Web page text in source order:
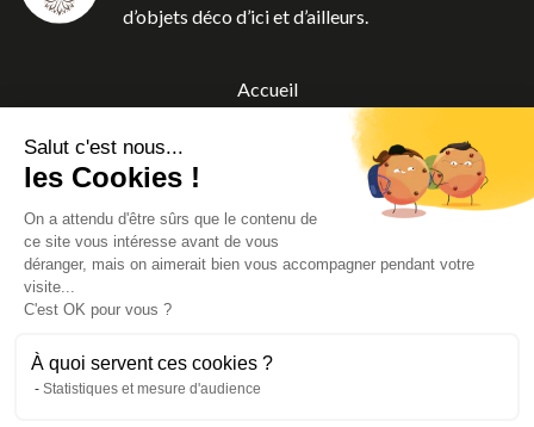
d’objets déco d’ici et d’ailleurs.
Accueil
Contact
CGV
Salut c'est nous...
les Cookies !
On a attendu d'être sûrs que le contenu de
ce site vous intéresse avant de vous
déranger, mais on aimerait bien vous accompagner pendant votre
visite...
C'est OK pour vous ?
À quoi servent ces cookies ?
Statistiques et mesure d'audience